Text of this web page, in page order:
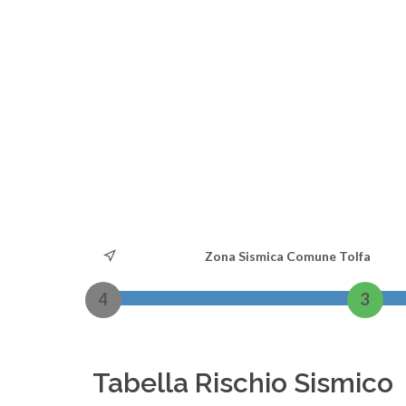
Zona Sismica Comune Tolfa
4 3
Tabella Rischio Sismico